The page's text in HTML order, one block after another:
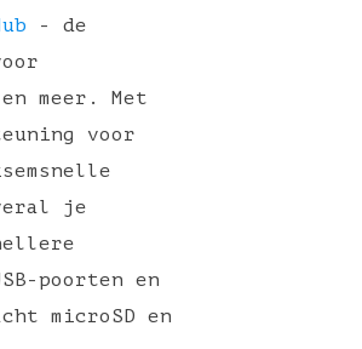
- de
meer. Met
voor
je
poorten en
microSD en